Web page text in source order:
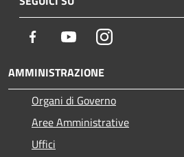
Facebook YoutubeInstagram
AMMINISTRAZIONE
Organi di Governo
Aree Amministrative
Uffici